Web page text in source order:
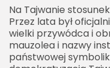
Na Tajwanie
Przez lata był
wielki przywódca i
mauzolea i nazwy
państwowej